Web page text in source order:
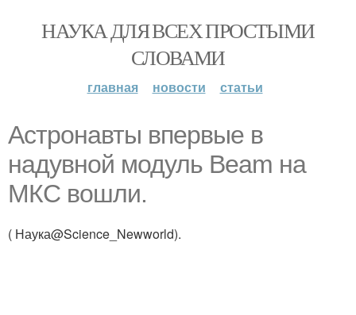
НАУКА ДЛЯ ВСЕХ ПРОСТЫМИ
СЛОВАМИ
главная новости статьи
Астронавты впервые в
надувной модуль Beam на
МКС вошли.
( Наука@Science_Newworld).